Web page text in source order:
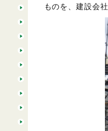
ものを、建設会